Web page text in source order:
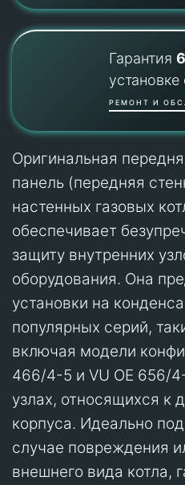
Гарантия
РЕМОНТ И
Оригинальная
панель (передняя
настенных газовых
обеспечивает
защиту внутренних
оборудования. Она
установки на
популярных серий,
включая модели
466/4-5 и VU OE 656/
узлах, относящихся к
корпуса. Идеально
случае повреждения
внешнего вида котла,